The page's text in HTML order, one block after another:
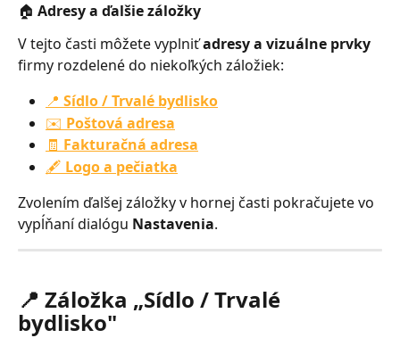
🏠 Adresy a ďalšie záložky
V tejto časti môžete vyplniť adresy a vizuálne prvky
firmy rozdelené do niekoľkých záložiek:
📍 Sídlo / Trvalé bydlisko
✉️ Poštová adresa
🧾 Fakturačná adresa
🖋️ Logo a pečiatka
Zvolením ďalšej záložky v hornej časti pokračujete vo
vypĺňaní dialógu Nastavenia.
📍 Záložka „Sídlo / Trvalé
bydlisko"